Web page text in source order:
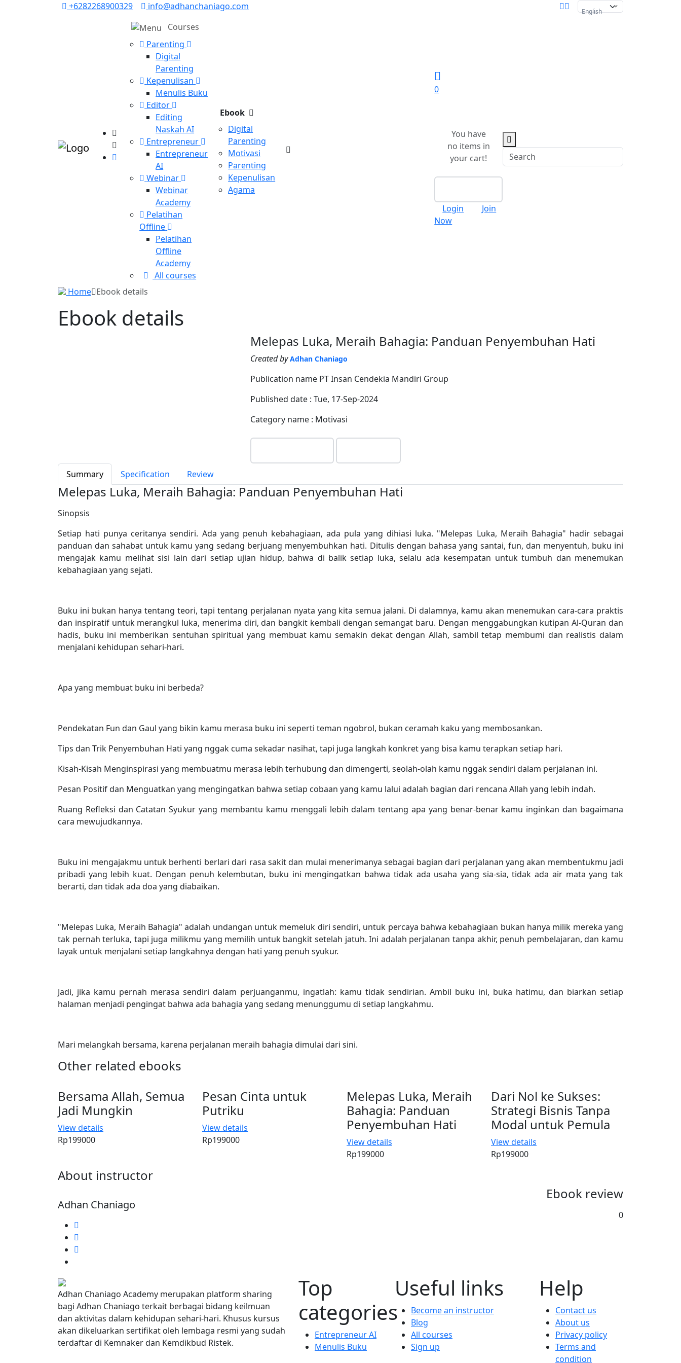
+6282268900329 info@adhanchaniago.com English
Courses
Parenting
Digital
Parenting
Kepenulisan
Menulis Buku
Editor
Editing
Naskah AI
Entrepreneur
Entrepreneur
AI
Webinar
Webinar
Academy
Pelatihan
Offline
Pelatihan
Offline
Academy
All courses
Ebook
Digital
Parenting
Motivasi
Parenting
Kepenulisan
Agama
0
You have
no items in
your cart!
Login
Join
Now
Home Ebook details
Ebook details
Melepas Luka, Meraih Bahagia: Panduan Penyembuhan Hati
Created by Adhan Chaniago
Publication name PT Insan Cendekia Mandiri Group
Published date : Tue, 17-Sep-2024
Category name : Motivasi
Summary Specification Review
Melepas Luka, Meraih Bahagia: Panduan Penyembuhan Hati
Sinopsis
Setiap hati punya ceritanya sendiri. Ada yang penuh kebahagiaan, ada pula yang dihiasi luka. "Melepas Luka, Meraih Bahagia" hadir sebagai
panduan dan sahabat untuk kamu yang sedang berjuang menyembuhkan hati. Ditulis dengan bahasa yang santai, fun, dan menyentuh, buku ini
mengajak kamu melihat sisi lain dari setiap ujian hidup, bahwa di balik setiap luka, selalu ada kesempatan untuk tumbuh dan menemukan
kebahagiaan yang sejati.
Buku ini bukan hanya tentang teori, tapi tentang perjalanan nyata yang kita semua jalani. Di dalamnya, kamu akan menemukan cara-cara praktis
dan inspiratif untuk merangkul luka, menerima diri, dan bangkit kembali dengan semangat baru. Dengan menggabungkan kutipan Al-Quran dan
hadis, buku ini memberikan sentuhan spiritual yang membuat kamu semakin dekat dengan Allah, sambil tetap membumi dan realistis dalam
menjalani kehidupan sehari-hari.
Apa yang membuat buku ini berbeda?
Pendekatan Fun dan Gaul yang bikin kamu merasa buku ini seperti teman ngobrol, bukan ceramah kaku yang membosankan.
Tips dan Trik Penyembuhan Hati yang nggak cuma sekadar nasihat, tapi juga langkah konkret yang bisa kamu terapkan setiap hari.
Kisah-Kisah Menginspirasi yang membuatmu merasa lebih terhubung dan dimengerti, seolah-olah kamu nggak sendiri dalam perjalanan ini.
Pesan Positif dan Menguatkan yang mengingatkan bahwa setiap cobaan yang kamu lalui adalah bagian dari rencana Allah yang lebih indah.
Ruang Refleksi dan Catatan Syukur yang membantu kamu menggali lebih dalam tentang apa yang benar-benar kamu inginkan dan bagaimana
cara mewujudkannya.
Buku ini mengajakmu untuk berhenti berlari dari rasa sakit dan mulai menerimanya sebagai bagian dari perjalanan yang akan membentukmu jadi
pribadi yang lebih kuat. Dengan penuh kelembutan, buku ini mengingatkan bahwa tidak ada usaha yang sia-sia, tidak ada air mata yang tak
berarti, dan tidak ada doa yang diabaikan.
"Melepas Luka, Meraih Bahagia" adalah undangan untuk memeluk diri sendiri, untuk percaya bahwa kebahagiaan bukan hanya milik mereka yang
tak pernah terluka, tapi juga milikmu yang memilih untuk bangkit setelah jatuh. Ini adalah perjalanan tanpa akhir, penuh pembelajaran, dan kamu
layak untuk menjalani setiap langkahnya dengan hati yang penuh syukur.
Jadi, jika kamu pernah merasa sendiri dalam perjuanganmu, ingatlah: kamu tidak sendirian. Ambil buku ini, buka hatimu, dan biarkan setiap
halaman menjadi pengingat bahwa ada bahagia yang sedang menunggumu di setiap langkahmu.
Mari melangkah bersama, karena perjalanan meraih bahagia dimulai dari sini.
Other related ebooks
Bersama Allah, Semua
Jadi Mungkin
View details
Rp199000
Pesan Cinta untuk
Putriku
View details
Rp199000
Melepas Luka, Meraih
Bahagia: Panduan
Penyembuhan Hati
View details
Rp199000
Dari Nol ke Sukses:
Strategi Bisnis Tanpa
Modal untuk Pemula
View details
Rp199000
About instructor
Adhan Chaniago
Ebook review
0
Adhan Chaniago Academy merupakan platform sharing
bagi Adhan Chaniago terkait berbagai bidang keilmuan
dan aktivitas dalam kehidupan sehari-hari. Khusus kursus
akan dikeluarkan sertifikat oleh lembaga resmi yang sudah
terdaftar di Kemnaker dan Kemdikbud Ristek.
Top
categories
Entrepreneur AI
Menulis Buku
Useful links
Become an instructor
Blog
All courses
Sign up
Help
Contact us
About us
Privacy policy
Terms and
condition